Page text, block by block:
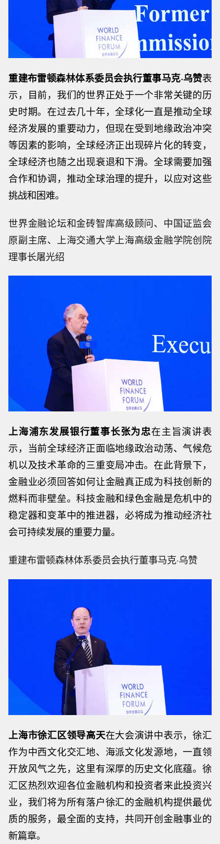
重建布雷顿森林体系委员会执行董事马克·乌赞表
示，目前，我们的世界正处于一个非常关键的历
史时期。在过去几十年，全球化一直是推动全球
经济发展的重要动力，但现在受到地缘政治冲突
等因素的影响，全球经济正出现碎片化的转变，
全球经济也随之出现衰退和下滑。全球需要加强
合作和协调，推动全球治理的提升，以应对这些
挑战和困难。
世界金融论坛和金砖智库高级顾问、中国证监会
原副主席、上海交通大学上海高级金融学院创院
理事长屠光绍
上海浦东发展银行董事长张为忠在主旨演讲表
示，当前全球经济正面临地缘政治动荡、气候危
机以及技术革命的三重变局冲击。在此背景下，
金融业必须回答如何让金融真正成为科技创新的
燃料而非壁垒。科技金融和绿色金融是危机中的
稳定器和变革中的推进器，必将成为推动经济社
会可持续发展的重要力量。
重建布雷顿森林体系委员会执行董事马克·乌赞
上海市徐汇区领导高天在大会演讲中表示，徐汇
作为中西文化交汇地、海派文化发源地，一直领
开放风气之先，这里有深厚的历史文化底蕴。徐
汇区热烈欢迎各位金融机构和投资者来此投资兴
业，我们将为所有落户徐汇的金融机构提供最优
质的服务，最全面的支持，共同开创金融事业的
新篇章。